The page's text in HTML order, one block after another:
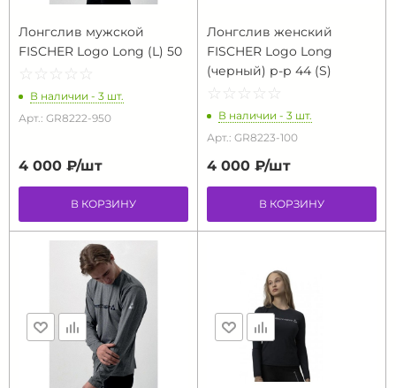
Лонгслив мужской
FISCHER Logo Long (L) 50
☆ ☆ ☆ ☆ ☆
★ ★ ★ ★ ★
В наличии - 3 шт.
Арт.: GR8222-950
4 000 ₽/шт
В КОРЗИНУ
Лонгслив женский
FISCHER Logo Long
(черный) р-р 44 (S)
☆ ☆ ☆ ☆ ☆
★ ★ ★ ★ ★
В наличии - 3 шт.
Арт.: GR8223-100
4 000 ₽/шт
В КОРЗИНУ